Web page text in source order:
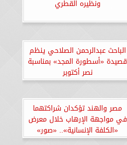
ونظيره القطري
الباحث عبدالرحمن الصلاحي ينظم
قصيدة «أسطورة المجد» بمناسبة
نصر أكتوبر
مصر والهند تؤكدان شراكتهما
في مواجهة الإرهاب خلال معرض
«الكلفة الإنسانية».. «صور»